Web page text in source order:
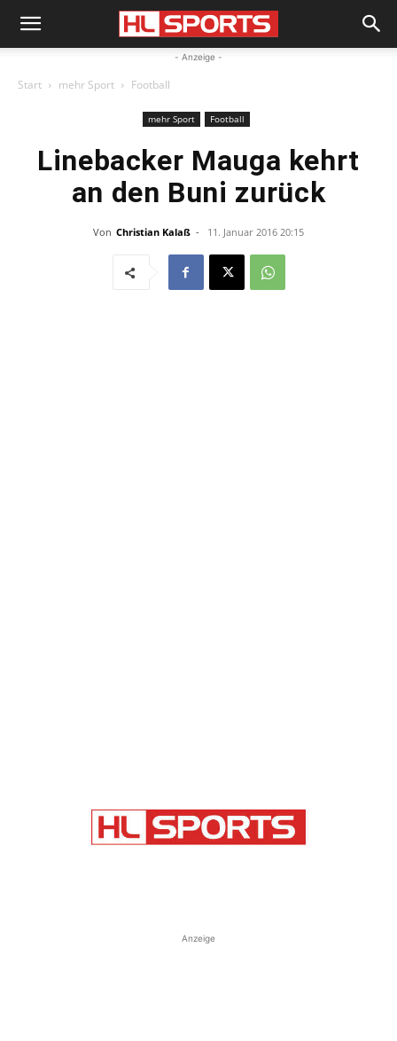
- Anzeige -
Start mehr Sport Football
mehr Sport Football
Linebacker Mauga kehrt
an den Buni zurück
Von Christian Kalaß - 11. Januar 2016 20:15
Anzeige